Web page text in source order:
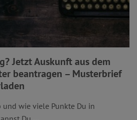
Jetzt Auskunft aus dem
beantragen – Musterbrief
und wie viele Punkte Du in